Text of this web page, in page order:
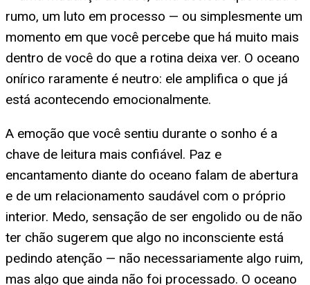
rumo, um luto em processo — ou simplesmente um
momento em que você percebe que há muito mais
dentro de você do que a rotina deixa ver. O oceano
onírico raramente é neutro: ele amplifica o que já
está acontecendo emocionalmente.
A emoção que você sentiu durante o sonho é a
chave de leitura mais confiável. Paz e
encantamento diante do oceano falam de abertura
e de um relacionamento saudável com o próprio
interior. Medo, sensação de ser engolido ou de não
ter chão sugerem que algo no inconsciente está
pedindo atenção — não necessariamente algo ruim,
mas algo que ainda não foi processado. O oceano